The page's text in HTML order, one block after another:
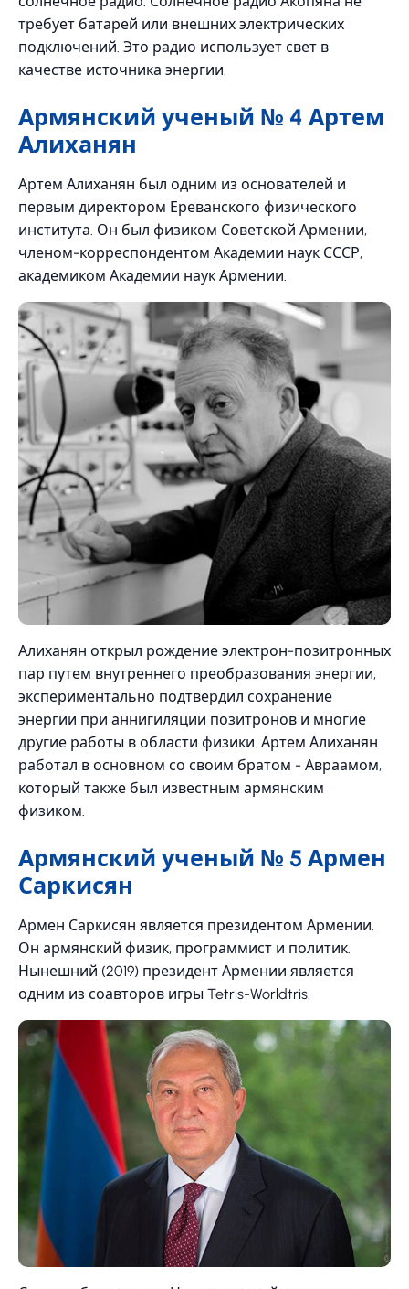
требует батарей или внешних электрических
подключений. Это радио использует свет в
качестве источника энергии.
Армянский ученый № 4 Артем
Алиханян
Артем Алиханян был одним из основателей и
первым директором Ереванского физического
института. Он был физиком Советской Армении,
членом-корреспондентом Академии наук СССР,
академиком Академии наук Армении.
Алиханян открыл рождение электрон-позитронных
пар путем внутреннего преобразования энергии,
экспериментально подтвердил сохранение
энергии при аннигиляции позитронов и многие
другие работы в области физики. Артем Алиханян
работал в основном со своим братом - Авраамом,
который также был известным армянским
физиком.
Армянский ученый № 5 Армен
Саркисян
Армен Саркисян является президентом Армении.
Он армянский физик, программист и политик.
Нынешний (2019) президент Армении является
одним из соавторов игры Tetris-Worldtris.